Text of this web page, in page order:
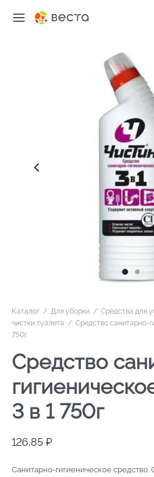
Каталог / Для уборки / Средства для
чистки туалета / Средство санитарно-
750г
Средство
3 в 1 750г
126,85 ₽
Санитарно-гигиеническое средство.